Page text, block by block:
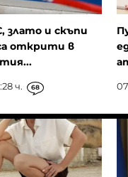
злато и скъпи
открити в
ч. 68